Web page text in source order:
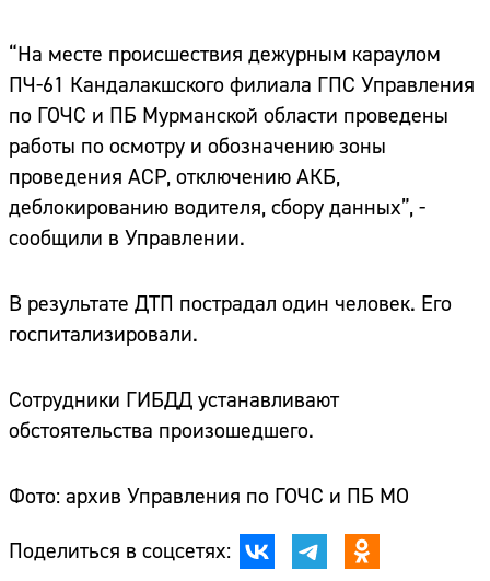
“На месте происшествия дежурным караулом
ПЧ-61 Кандалакшского филиала ГПС Управления
по ГОЧС и ПБ Мурманской области проведены
работы по осмотру и обозначению зоны
проведения АСР, отключению АКБ,
деблокированию водителя, сбору данных”, -
сообщили в Управлении.
В результате ДТП пострадал один человек. Его
госпитализировали.
Сотрудники ГИБДД устанавливают
обстоятельства произошедшего.
Фото: архив Управления по ГОЧС и ПБ МО
Поделиться в соцсетях: